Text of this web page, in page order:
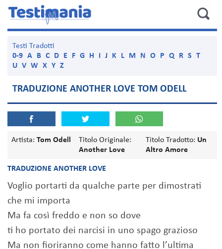
Testi Tradotti
0-9 A B C D E F G H J K L M N O P Q R S
T
U V W X Y Z
TRADUZIONE ANOTHER LOVE TOM ODELL
Artista: Tom Odell
Titolo Originale:
Another Love
Titolo Tradotto: Un
Altro Amore
TRADUZIONE ANOTHER LOVE
Voglio portarti da qualche parte per dimostrati
che mi importa
Ma fa così freddo e non so dove
ti ho portato dei narcisi in uno spago grazioso
Ma non fioriranno come hanno fatto l’ultima